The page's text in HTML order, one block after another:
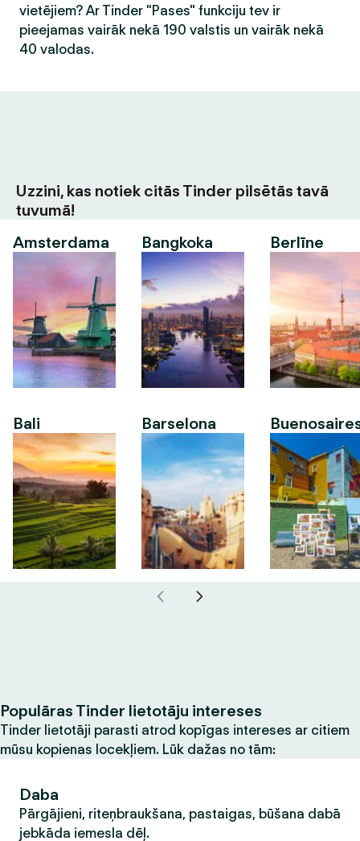
vietējiem? Ar Tinder "Pases" funkciju tev ir
pieejamas vairāk nekā 190 valstis un vairāk nekā
40 valodas.
Uzzini, kas notiek citās Tinder pilsētās tavā
tuvumā!
Amsterdama
Bali
Bangkoka
Barselona
Berlīne
Populāras Tinder lietotāju intereses
Tinder lietotāji parasti atrod kopīgas intereses ar citiem
mūsu kopienas locekļiem. Lūk dažas no tām:
Daba
Pārgājieni, riteņbraukšana, pastaigas, būšana dabā
jebkāda iemesla dēļ.